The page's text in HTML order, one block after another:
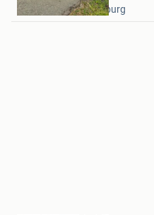
Bunschoten-Spakenburg